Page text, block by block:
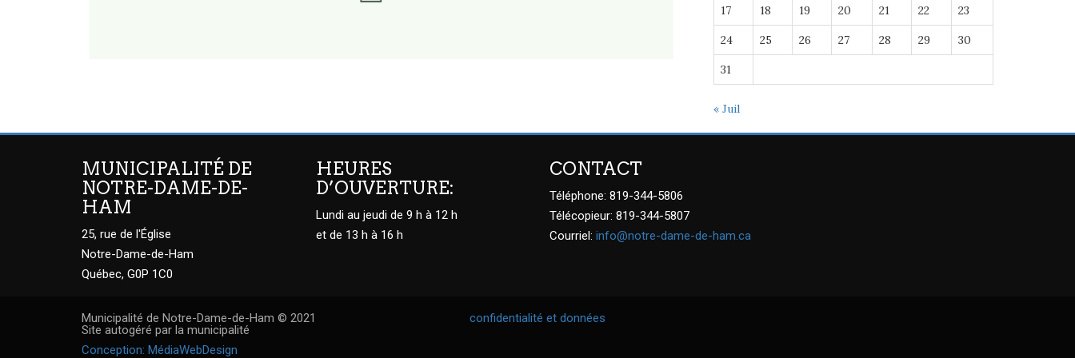
17 18 19 20 21 22 23
24 25 26 27 28 29 30
31
« Juil
MUNICIPALITÉ DE
NOTRE-DAME-DE-
HAM
25, rue de l'Église
Notre-Dame-de-Ham
Québec, G0P 1C0
HEURES
D’OUVERTURE:
Lundi au jeudi de 9 h à 12 h
et de 13 h à 16 h
CONTACT
Téléphone: 819-344-5806
Télécopieur: 819-344-5807
Courriel: info@notre-dame-de-ham.ca
Municipalité de Notre-Dame-de-Ham © 2021
Site autogéré par la municipalité
Conception: MédiaWebDesign
confidentialité et données